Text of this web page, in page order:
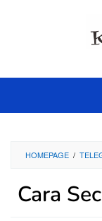
HOMEPAGE /
Cara